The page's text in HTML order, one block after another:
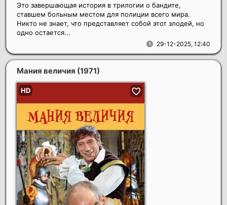
29-12-2025, 12:40
Это завершающая история в трилогии о бандите,
ставшем больным местом для полиции всего мира.
Никто не знает, что представляет собой этот злодей, но
одно остается...
Мания величия (1971)